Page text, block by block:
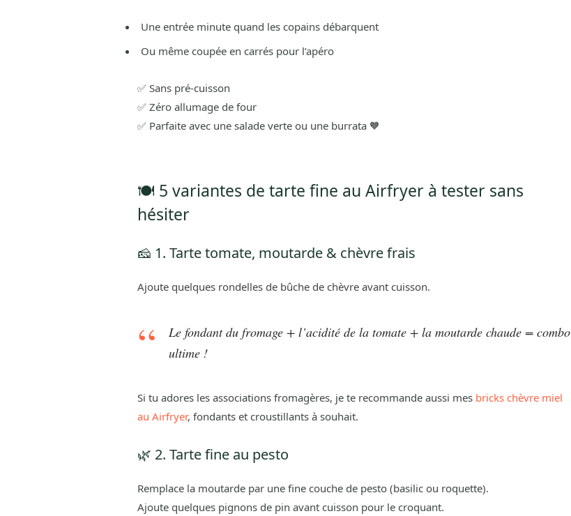
Une entrée minute quand les copains débarquent
Ou même coupée en carrés pour l’apéro
✅ Sans pré-cuisson
✅ Zéro allumage de four
✅ Parfaite avec une salade verte ou une burrata 🧡
🍽️ 5 variantes de tarte fine au Airfryer à tester sans
hésiter
🧀 1. Tarte tomate, moutarde & chèvre frais
Ajoute quelques rondelles de bûche de chèvre avant cuisson.
Le fondant du fromage + l’acidité de la tomate + la moutarde chaude = combo
ultime !
Si tu adores les associations fromagères, je te recommande aussi mes bricks chèvre miel
au Airfryer, fondants et croustillants à souhait.
🌿 2. Tarte fine au pesto
Remplace la moutarde par une fine couche de pesto (basilic ou roquette).
Ajoute quelques pignons de pin avant cuisson pour le croquant.